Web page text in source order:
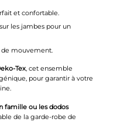
et confortable.
les jambes pour un
mouvement.
Tex, cet ensemble
pour garantir à votre
famille ou les dodos
de la garde-robe de